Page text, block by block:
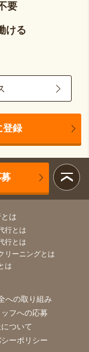
要
ける
登録
は
行とは
行とは
リーニングとは
は
への取り組み
フへの応募
ついて
ーポリシー